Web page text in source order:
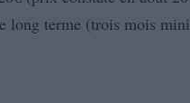
long terme (trois mois